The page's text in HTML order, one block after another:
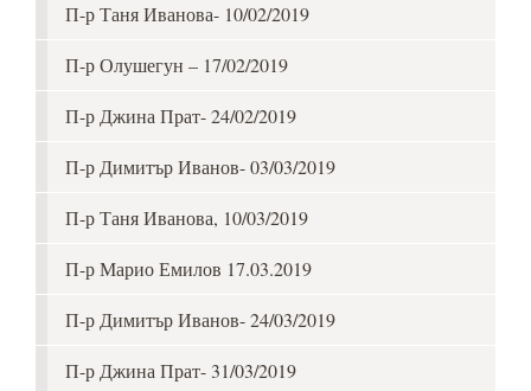
П-р Таня Иванова- 10/02/2019
П-р Олушегун – 17/02/2019
П-р Джина Прат- 24/02/2019
П-р Димитър Иванов- 03/03/2019
П-р Таня Иванова, 10/03/2019
П-р Марио Емилов 17.03.2019
П-р Димитър Иванов- 24/03/2019
П-р Джина Прат- 31/03/2019